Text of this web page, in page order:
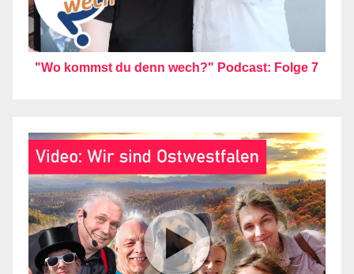
"Wo kommst du denn wech?" Podcast: Folge 7